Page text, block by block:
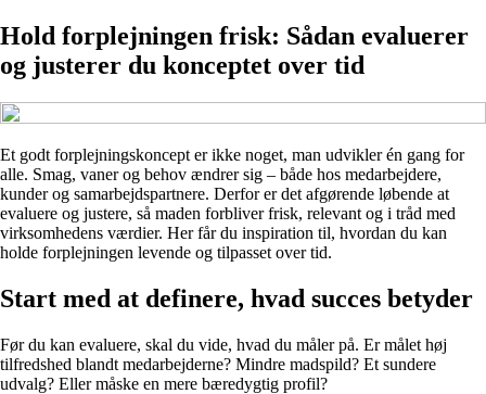
Hold forplejningen frisk: Sådan evaluerer
og justerer du konceptet over tid
Et godt forplejningskoncept er ikke noget, man udvikler én gang for
alle. Smag, vaner og behov ændrer sig – både hos medarbejdere,
kunder og samarbejdspartnere. Derfor er det afgørende løbende at
evaluere og justere, så maden forbliver frisk, relevant og i tråd med
virksomhedens værdier. Her får du inspiration til, hvordan du kan
holde forplejningen levende og tilpasset over tid.
Start med at definere, hvad succes betyder
Før du kan evaluere, skal du vide, hvad du måler på. Er målet høj
tilfredshed blandt medarbejderne? Mindre madspild? Et sundere
udvalg? Eller måske en mere bæredygtig profil?